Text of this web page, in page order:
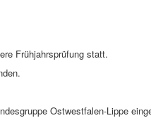
Frühjahrsprüfung statt.
Ostwestfalen-Lippe